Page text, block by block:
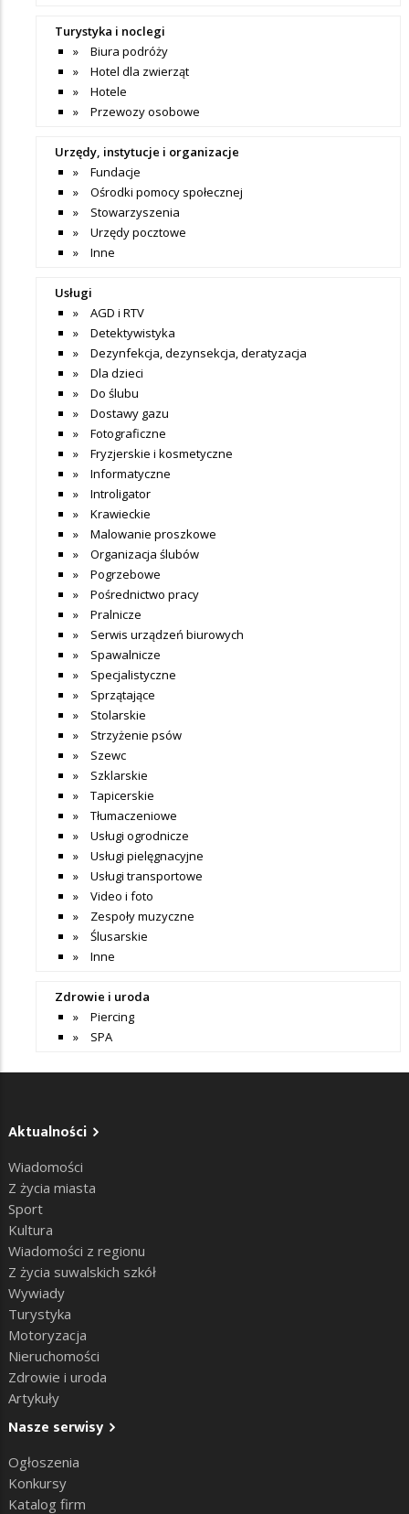
Turystyka i noclegi
Biura podróży
Hotel dla zwierząt
Hotele
Przewozy osobowe
Urzędy, instytucje i organizacje
Fundacje
Ośrodki pomocy społecznej
Stowarzyszenia
Urzędy pocztowe
Inne
Usługi
AGD i RTV
Detektywistyka
Dezynfekcja, dezynsekcja, deratyzacja
Dla dzieci
Do ślubu
Dostawy gazu
Fotograficzne
Fryzjerskie i kosmetyczne
Informatyczne
Introligator
Krawieckie
Malowanie proszkowe
Organizacja ślubów
Pogrzebowe
Pośrednictwo pracy
Pralnicze
Serwis urządzeń biurowych
Spawalnicze
Specjalistyczne
Sprzątające
Stolarskie
Strzyżenie psów
Szewc
Szklarskie
Tapicerskie
Tłumaczeniowe
Usługi ogrodnicze
Usługi pielęgnacyjne
Usługi transportowe
Video i foto
Zespoły muzyczne
Ślusarskie
Inne
Zdrowie i uroda
Piercing
SPA
Aktualności
Wiadomości
Z życia miasta
Sport
Kultura
Wiadomości z regionu
Z życia suwalskich szkół
Wywiady
Turystyka
Motoryzacja
Nieruchomości
Zdrowie i uroda
Artykuły
Nasze serwisy
Ogłoszenia
Konkursy
Katalog firm